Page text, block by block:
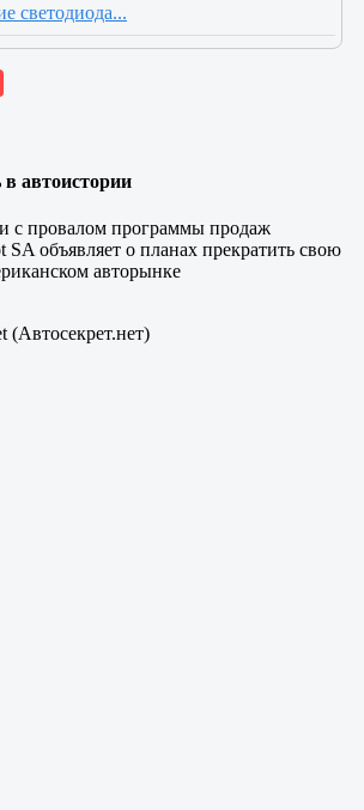
светодиода...
автоистории
с провалом программы продаж
SA объявляет о планах прекратить свою
авторынке
(Автосекрет.нет)